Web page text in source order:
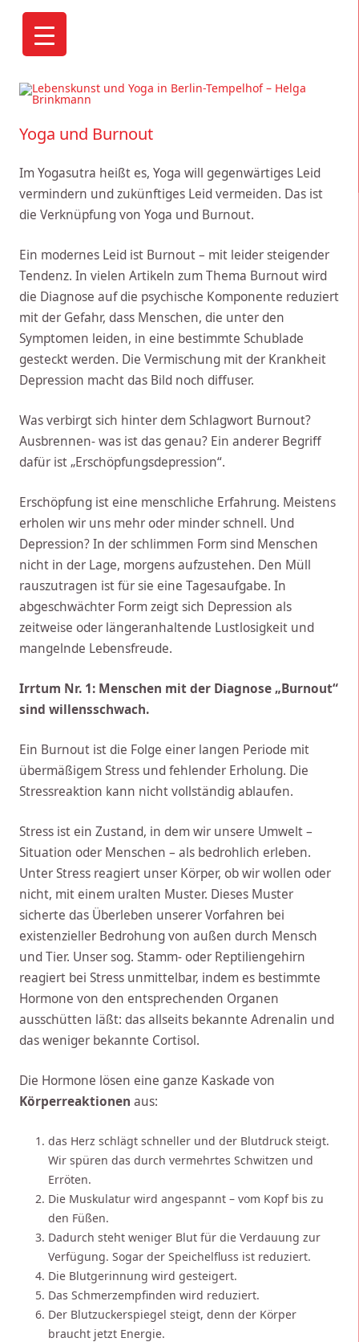
Helga Brinkmann, Yogalehrerin BDY/EYU: "Aus der eigenen
gestalten ist Lebenskunst."
Yoga und Burnout
Im Yogasutra heißt es, Yoga will gegenwärtiges Leid
vermindern und zukünftiges Leid vermeiden. Das ist
die Verknüpfung von Yoga und Burnout.
Ein modernes Leid ist Burnout – mit leider steigender
Tendenz. In vielen Artikeln zum Thema Burnout wird
die Diagnose auf die psychische Komponente reduziert
mit der Gefahr, dass Menschen, die unter den
Symptomen leiden, in eine bestimmte Schublade
gesteckt werden. Die Vermischung mit der Krankheit
Depression macht das Bild noch diffuser.
Was verbirgt sich hinter dem Schlagwort Burnout?
Ausbrennen- was ist das genau? Ein anderer Begriff
dafür ist „Erschöpfungsdepression“.
Erschöpfung ist eine menschliche Erfahrung. Meistens
erholen wir uns mehr oder minder schnell. Und
Depression? In der schlimmen Form sind Menschen
nicht in der Lage, morgens aufzustehen. Den Müll
rauszutragen ist für sie eine Tagesaufgabe. In
abgeschwächter Form zeigt sich Depression als
zeitweise oder längeranhaltende Lustlosigkeit und
mangelnde Lebensfreude.
Irrtum Nr. 1: Menschen mit der Diagnose „Burnout“
sind willensschwach.
Ein Burnout ist die Folge einer langen Periode mit
übermäßigem Stress und fehlender Erholung. Die
Stressreaktion kann nicht vollständig ablaufen.
Stress ist ein Zustand, in dem wir unsere Umwelt –
Situation oder Menschen – als bedrohlich erleben.
Unter Stress reagiert unser Körper, ob wir wollen oder
nicht, mit einem uralten Muster. Dieses Muster
sicherte das Überleben unserer Vorfahren bei
existenzieller Bedrohung von außen durch Mensch
und Tier. Unser sog. Stamm- oder Reptiliengehirn
reagiert bei Stress unmittelbar, indem es bestimmte
Hormone von den entsprechenden Organen
ausschütten läßt: das allseits bekannte Adrenalin und
das weniger bekannte Cortisol.
Die Hormone lösen eine ganze Kaskade von
Körperreaktionen aus:
das Herz schlägt schneller und der Blutdruck steigt.
Wir spüren das durch vermehrtes Schwitzen und
Erröten.
Die Muskulatur wird angespannt – vom Kopf bis zu
den Füßen.
Dadurch steht weniger Blut für die Verdauung zur
Verfügung. Sogar der Speichelfluss ist reduziert.
Die Blutgerinnung wird gesteigert.
Das Schmerzempfinden wird reduziert.
Der Blutzuckerspiegel steigt, denn der Körper
braucht jetzt Energie.